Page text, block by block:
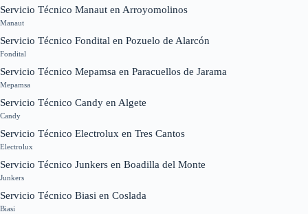
Servicio Técnico Manaut en Arroyomolinos
Manaut
Servicio Técnico Fondital en Pozuelo de Alarcón
Fondital
Servicio Técnico Mepamsa en Paracuellos de Jarama
Mepamsa
Servicio Técnico Candy en Algete
Candy
Servicio Técnico Electrolux en Tres Cantos
Electrolux
Servicio Técnico Junkers en Boadilla del Monte
Junkers
Servicio Técnico Biasi en Coslada
Biasi